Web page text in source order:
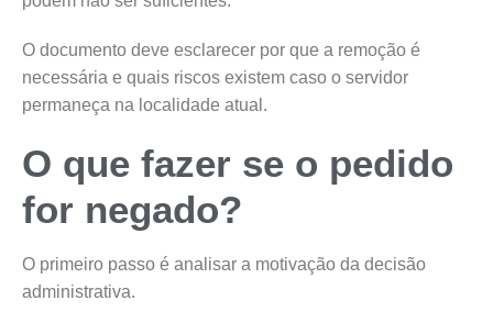
O documento deve esclarecer por que a remoção é
necessária e quais riscos existem caso o servidor
permaneça na localidade atual.
O que fazer se o pedido
for negado?
O primeiro passo é analisar a motivação da decisão
administrativa.